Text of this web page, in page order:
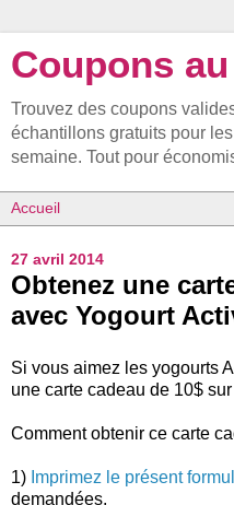
Coupons
Trouvez des coupons
échantillons gratuits pour
semaine. Tout pour
27 avril 2014
Obtenez une
avec Yogourt
Si vous aimez les yogourts
une carte cadeau de 10$ sur
Comment obtenir ce carte
1) Imprimez le présent
demandées.